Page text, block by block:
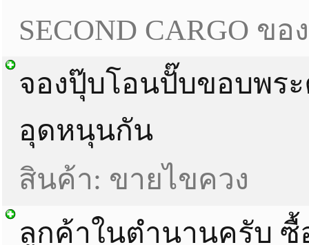
SECOND CARGO ขอ
จองปุ๊บโอนปั๊บขอบพร
อุดหนุนกัน
สินค้า: ขายไขควง
ลูกค้าในตำนานครับ ซื้